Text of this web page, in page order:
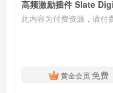
高频激励插件 Slate
此内容为付费资源，请付
黄金会员 免费